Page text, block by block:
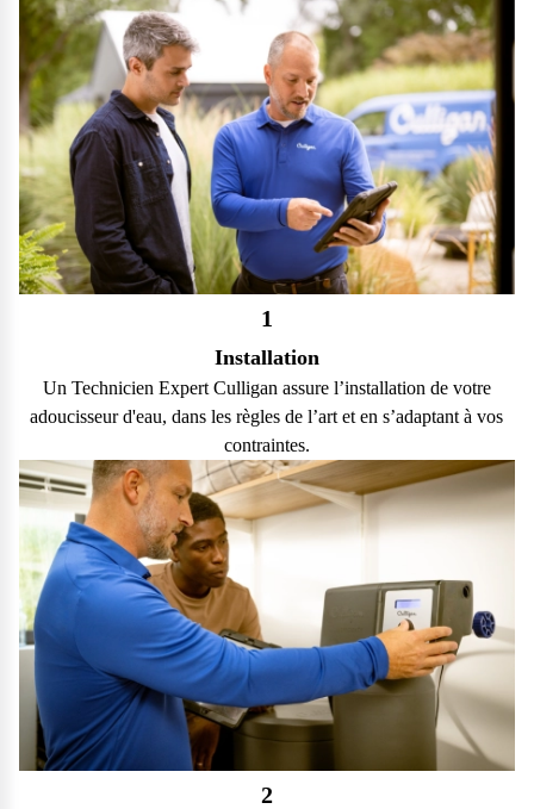
1
Installation
Un Technicien Expert Culligan assure l’installation de votre
adoucisseur d'eau, dans les règles de l’art et en s’adaptant à vos
contraintes.
2